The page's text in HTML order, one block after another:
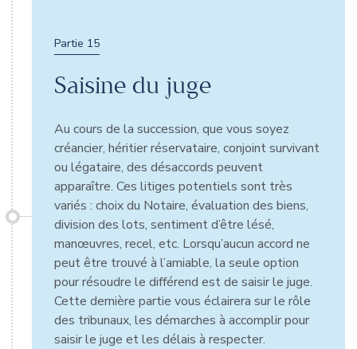
Partie 15
Saisine du juge
Au cours de la succession, que vous soyez
créancier, héritier réservataire, conjoint survivant
ou légataire, des désaccords peuvent
apparaître. Ces litiges potentiels sont très
variés : choix du Notaire, évaluation des biens,
division des lots, sentiment d’être lésé,
manœuvres, recel, etc. Lorsqu’aucun accord ne
peut être trouvé à l’amiable, la seule option
pour résoudre le différend est de saisir le juge.
Cette dernière partie vous éclairera sur le rôle
des tribunaux, les démarches à accomplir pour
saisir le juge et les délais à respecter.